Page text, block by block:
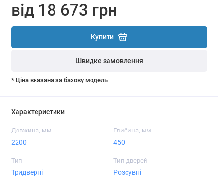
від 18 673 грн
Купити
Швидке замовлення
* Ціна вказана за базову модель
Характеристики
Довжина, мм
2200
Глибина, мм
450
Тип
Тридверні
Тип дверей
Розсувні